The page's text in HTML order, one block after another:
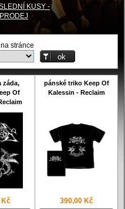
KUSY -
stránce
záda,
Of
pánské triko Keep Of
Kalessin - Reclaim
Kč
390,00 Kč